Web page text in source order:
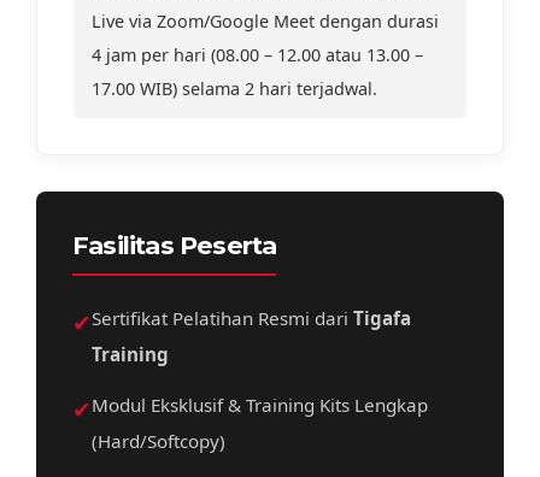
Live via Zoom/Google Meet dengan durasi
4 jam per hari (08.00 – 12.00 atau 13.00 –
17.00 WIB) selama 2 hari terjadwal.
Fasilitas Peserta
✔Sertifikat Pelatihan Resmi dari Tigafa
Training
✔Modul Eksklusif & Training Kits Lengkap
(Hard/Softcopy)